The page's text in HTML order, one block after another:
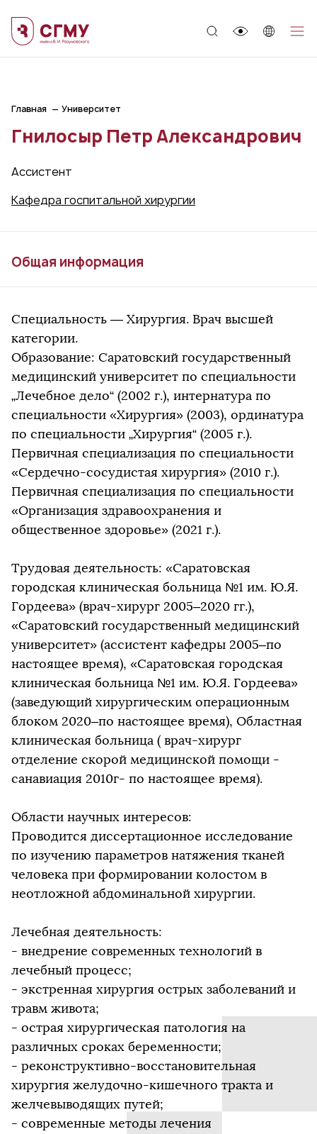
Главная Университет
Гнилосыр Петр Александрович
Ассистент
Кафедра госпитальной хирургии
Общая информация
Специальность — Хирургия. Врач высшей
категории.
Образование: Саратовский государственный
медицинский университет по специальности
„Лечебное дело“ (2002 г.), интернатура по
специальности «Хирургия» (2003), ординатура
по специальности „Хирургия“ (2005 г.).
Первичная специализация по специальности
«Сердечно-сосудистая хирургия» (2010 г.).
Первичная специализация по специальности
«Организация здравоохранения и
общественное здоровье» (2021 г.).
Трудовая деятельность: «Саратовская
городская клиническая больница №1 им. Ю.Я.
Гордеева» (врач-хирург 2005–2020 гг.),
«Саратовский государственный медицинский
университет» (ассистент кафедры 2005–по
настоящее время), «Саратовская городская
клиническая больница №1 им. Ю.Я. Гордеева»
(заведующий хирургическим операционным
блоком 2020–по настоящее время), Областная
клиническая больница ( врач-хирург
отделение скорой медицинской помощи -
санавиация 2010г- по настоящее время).
Области научных интересов:
Проводится диссертационное исследование
по изучению параметров натяжения тканей
человека при формировании колостом в
неотложной абдоминальной хирургии.
Лечебная деятельность:
- внедрение современных технологий в
лечебный процесс;
- экстренная хирургия острых заболеваний и
травм живота;
- острая хирургическая патология на
различных сроках беременности;
- реконструктивно-восстановительная
хирургия желудочно-кишечного тракта и
желчевыводящих путей;
- современные методы лечения